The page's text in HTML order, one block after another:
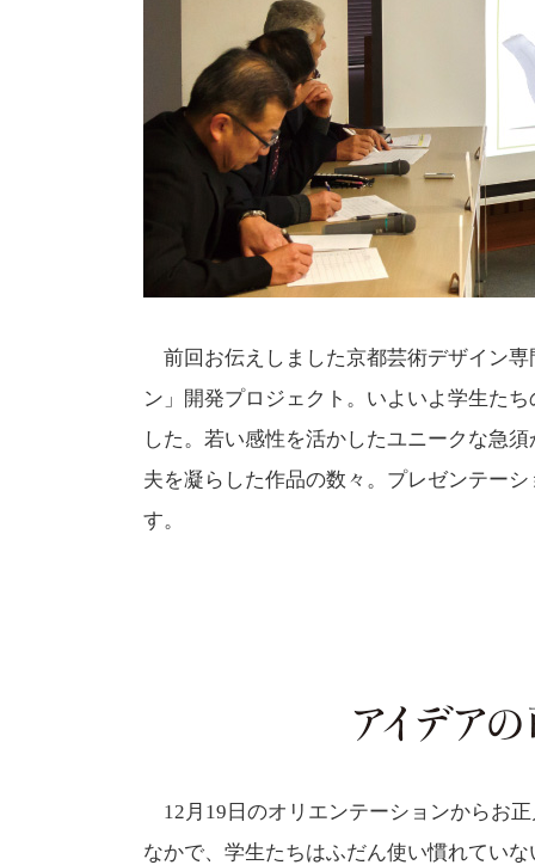
前回お伝えしました京都芸術デザイン
ン」開発プロジェクト。いよいよ学生た
した。若い感性を活かしたユニークな急
夫を凝らした作品の数々。プレゼンテー
す。
12月19日のオリエンテーションからお
なかで、学生たちはふだん使い慣れてい